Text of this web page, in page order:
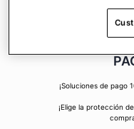
¡Soluciones de pago
¡Elige la protección